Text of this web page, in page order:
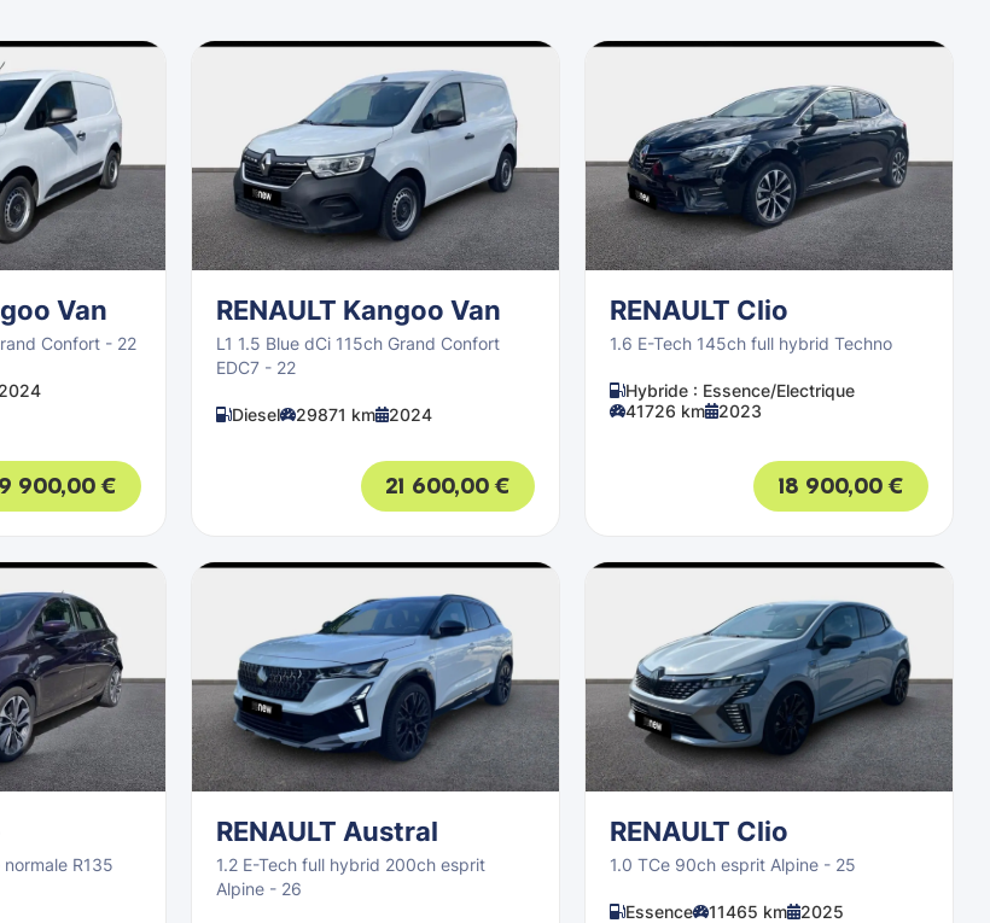
Van
Confort - 22
2024
900,00€
RENAULT Kangoo Van
L1 1.5 Blue dCi 115ch Grand Confort
EDC7 - 22
Diesel 29871 km 2024
21 600,00€
RENAULT Clio
1.6 E-Tech 145ch full hybrid Techno
Hybride : Essence/Electrique
41726 km
2023
18 900,00€
R135
RENAULT Austral
1.2 E-Tech full hybrid 200ch esprit
Alpine - 26
RENAULT Clio
1.0 TCe 90ch esprit Alpine - 25
Essence 11465 km 2025